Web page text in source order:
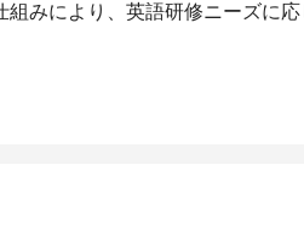
みにより、英語研修ニーズに